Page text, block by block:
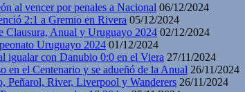
al vencer por penales a Nacional 06/12/2024
2:1 a Gremio en Rivera 05/12/2024
Clausura, Anual y Uruguayo 2024 02/12/2024
Uruguayo 2024 01/12/2024
igualar con Danubio 0:0 en el Viera 27/11/2024
en el Centenario y se adueñó de la Anual 26/11/2024
Peñarol, River, Liverpool y Wanderers 26/11/2024